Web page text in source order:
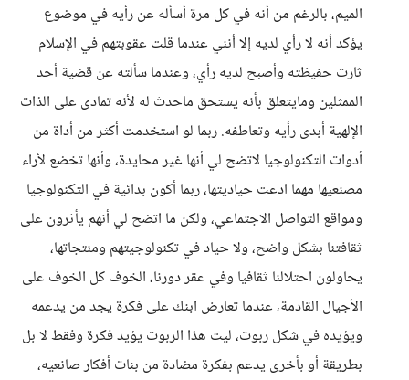
الميم، بالرغم من أنه في كل مرة أسأله عن رأيه في موضوع
يؤكد أنه لا رأي لديه إلا أنني عندما قلت عقوبتهم في الإسلام
ثارت حفيظته وأصبح لديه رأي، وعندما سألته عن قضية أحد
الممثلين ومايتعلق بأنه يستحق ماحدث له لأنه تمادى على الذات
الإلهية أبدى رأيه وتعاطفه. ربما لو استخدمت أكثر من أداة من
أدوات التكنولوجيا لاتضح لي أنها غير محايدة، وأنها تخضع لأراء
مصنعيها مهما ادعت حياديتها، ربما أكون بدائية في التكنولوجيا
ومواقع التواصل الاجتماعي، ولكن ما اتضح لي أنهم يأثرون على
ثقافتنا بشكل واضح، ولا حياد في تكنولوجيتهم ومنتجاتها،
يحاولون احتلالنا ثقافيا وفي عقر دورنا، الخوف كل الخوف على
الأجيال القادمة، عندما تعارض ابنك على فكرة يجد من يدعمه
ويؤيده في شكل ربوت، ليت هذا الربوت يؤيد فكرة وفقط لا بل
بطريقة أو بأخرى يدعم بفكرة مضادة من بنات أفكار صانعيه،